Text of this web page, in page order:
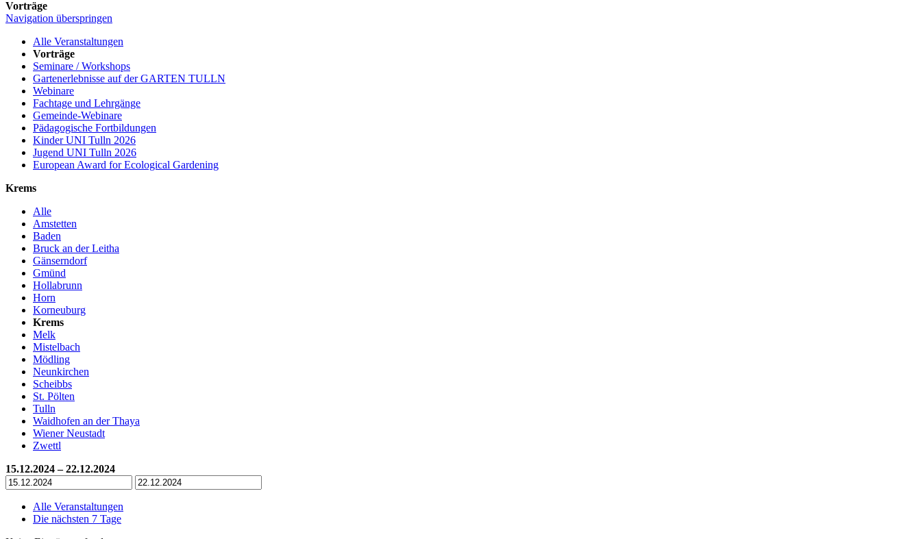
Vorträge
Navigation überspringen
Alle Veranstaltungen
Vorträge
Seminare / Workshops
Gartenerlebnisse auf der GARTEN TULLN
Webinare
Fachtage und Lehrgänge
Gemeinde-Webinare
Pädagogische Fortbildungen
Kinder UNI Tulln 2026
Jugend UNI Tulln 2026
European Award for Ecological Gardening
Krems
Alle
Amstetten
Baden
Bruck an der Leitha
Gänserndorf
Gmünd
Hollabrunn
Horn
Korneuburg
Krems
Melk
Mistelbach
Mödling
Neunkirchen
Scheibbs
St. Pölten
Tulln
Waidhofen an der Thaya
Wiener Neustadt
Zwettl
15.12.2024 – 22.12.2024
Alle Veranstaltungen
Die nächsten 7 Tage